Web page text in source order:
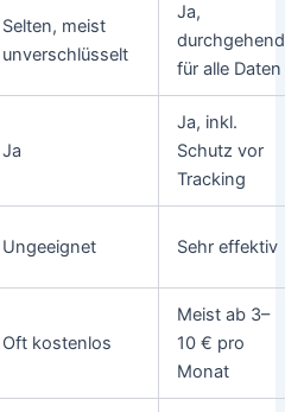
Selten, meist
unverschlüsselt
Ja,
durchgehend
für alle Daten
Ja
Ja, inkl.
Schutz vor
Tracking
Ungeeignet Sehr effektiv
Oft kostenlos
Meist ab 3–
10 € pro
Monat